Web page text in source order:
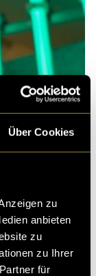
Über Cookies
zu
anbieten
zu
zu Ihrer
für